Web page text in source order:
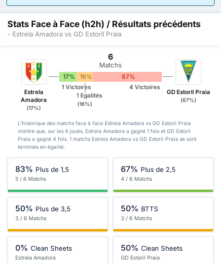
Stats Face à Face (h2h) / Résultats précédents
- Estrela Amadora vs GD Estoril Praia
Estrela
Amadora
(17%)
6
Matchs
17% 16% 67%
1 Victoires
1 Egalités
(16%)
4 Victoires
GD Estoril Praia
(67%)
L'historique des matchs face à face Estrela Amadora vs GD Estoril Praia
montre que, sur les 6 joués, Estrela Amadora a gagné 1 fois et GD Estoril
Praia a gagné 4 fois. 1 matchs Estrela Amadora vs GD Estoril Praia se sont
terminés en égalité.
83% Plus de 1,5
5 / 6 Matchs
67% Plus de 2,5
4 / 6 Matchs
50% Plus de 3,5
3 / 6 Matchs
50% BTTS
3 / 6 Matchs
0% Clean Sheets
Estrela Amadora
50% Clean Sheets
GD Estoril Praia